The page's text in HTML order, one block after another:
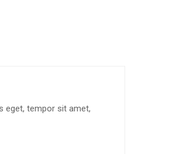
eget, tempor sit amet,